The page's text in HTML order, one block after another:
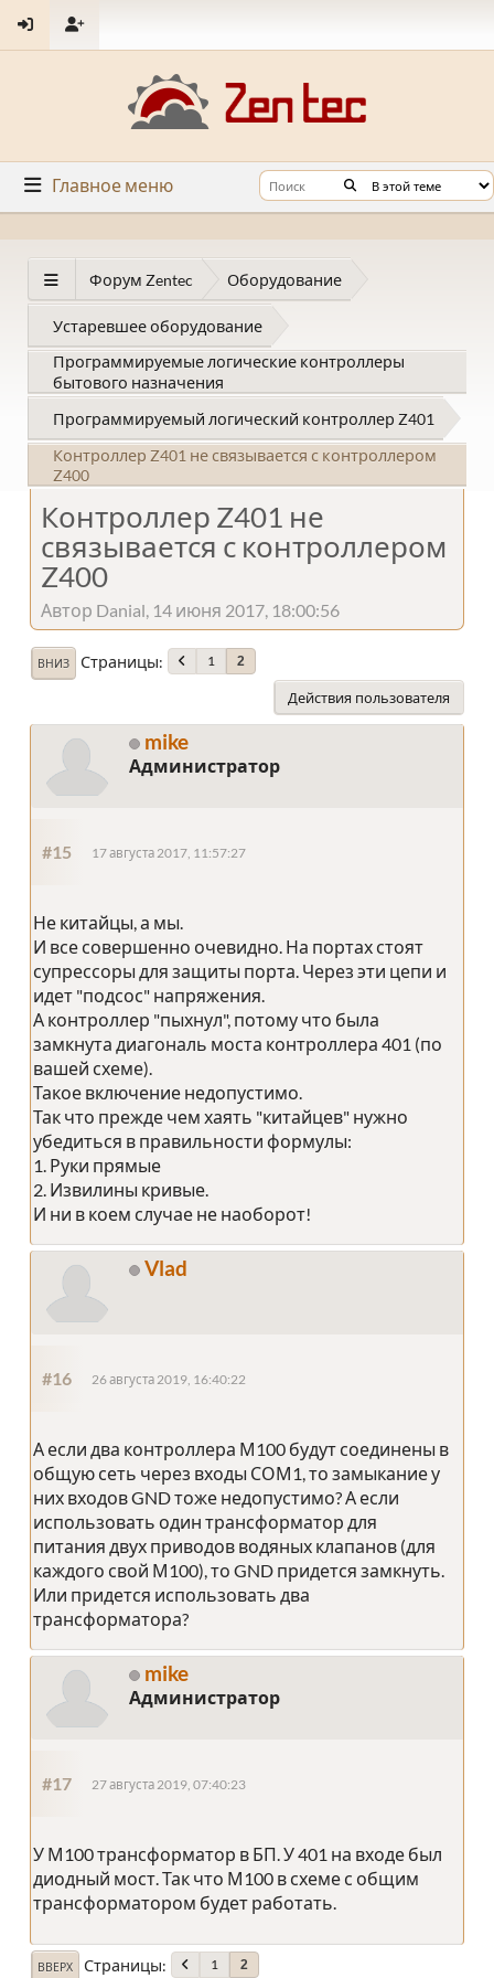
Главное меню
Форум Zentec Оборудование
Устаревшее оборудование
Программируемые логические контроллеры
бытового назначения
Программируемый логический контроллер Z401
Контроллер Z401 не связывается с контроллером
Z400
Контроллер Z401 не
связывается с контроллером
Z400
Автор Danial, 14 июня 2017, 18:00:56
ВНИЗ Страницы 1 2
Действия пользователя
mike
Администратор
#15 17 августа 2017, 11:57:27
Не китайцы, а мы.
И все совершенно очевидно. На портах стоят
супрессоры для защиты порта. Через эти цепи и
идет "подсос" напряжения.
А контроллер "пыхнул", потому что была
замкнута диагональ моста контроллера 401 (по
вашей схеме).
Такое включение недопустимо.
Так что прежде чем хаять "китайцев" нужно
убедиться в правильности формулы:
1. Руки прямые
2. Извилины кривые.
И ни в коем случае не наоборот!
Vlad
#16 26 августа 2019, 16:40:22
А если два контроллера М100 будут соединены в
общую сеть через входы СОМ1, то замыкание у
них входов GND тоже недопустимо? А если
использовать один трансформатор для
питания двух приводов водяных клапанов (для
каждого свой М100), то GND придется замкнуть.
Или придется использовать два
трансформатора?
mike
Администратор
#17 27 августа 2019, 07:40:23
У М100 трансформатор в БП. У 401 на входе был
диодный мост. Так что М100 в схеме с общим
трансформатором будет работать.
ВВЕРХ Страницы 1 2